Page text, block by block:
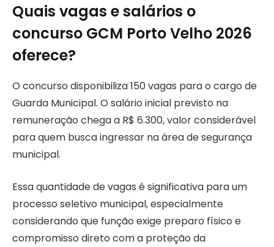
Quais vagas e salários o
concurso GCM Porto Velho 2026
oferece?
O concurso disponibiliza 150 vagas para o cargo de
Guarda Municipal. O salário inicial previsto na
remuneração chega a R$ 6.300, valor considerável
para quem busca ingressar na área de segurança
municipal.
Essa quantidade de vagas é significativa para um
processo seletivo municipal, especialmente
considerando que função exige preparo físico e
compromisso direto com a proteção da